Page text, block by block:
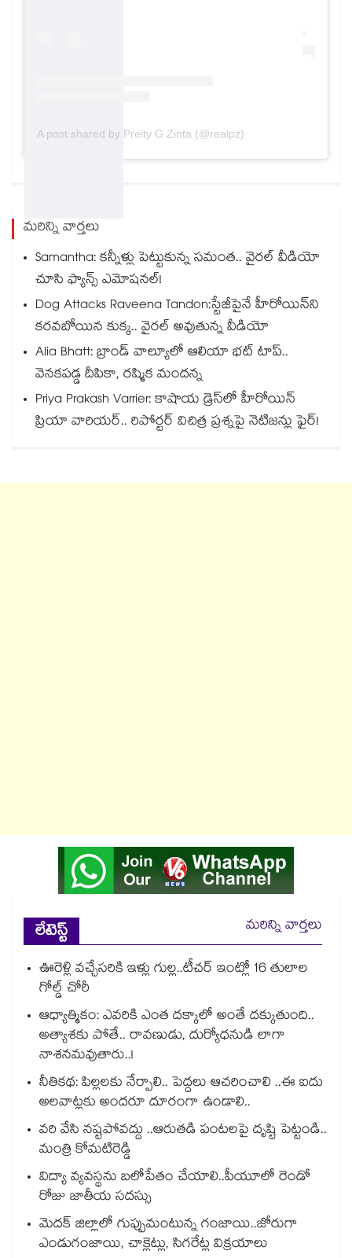
A post shared by Preity G Zinta (@realpz)
మరిన్ని వార్తలు
Samantha: కన్నీళ్లు పెట్టుకున్న సమంత.. వైరల్ వీడియో
చూసి ఫ్యాన్స్ ఎమోషనల్!
Dog Attacks Raveena Tandon:స్టేజీపైనే హీరోయిన్⁬ని
కరవబోయిన కుక్క.. వైరల్ అవుతున్న వీడియో
Alia Bhatt: బ్రాండ్ వాల్యూలో ఆలియా భట్ టాప్..
వెనకపడ్డ దీపికా, రష్మిక మందన్న
Priya Prakash Varrier: కాషాయ డ్రెస్⁭లో హీరోయిన్
ప్రియా వారియర్.. రిపోర్టర్ విచిత్ర ప్రశ్నపై నెటిజన్లు ఫైర్!
లేటెస్ట్
మరిన్ని వార్తలు
ఊరెళ్లి వచ్చేసరికి ఇళ్లు గుల్ల..టీచర్ ఇంట్లో 16 తులాల
గోల్డ్ చోరీ
ఆధ్యాత్మికం: ఎవరికి ఎంత దక్కాలో అంతే దక్కుతుంది..
అత్యాశకు పోతే.. రావణుడు, దుర్యోధనుడి లాగా
నాశనమవుతారు..!
నీతికథ: పిల్లలకు నేర్పాలి.. పెద్దలు ఆచరించాలి ..ఈ ఐదు
అలవాట్లకు అందరూ దూరంగా ఉండాలి..
వరి వేసి నష్టపోవద్దు ..ఆరుతడి పంటలపై దృష్టి పెట్టండి..
మంత్రి కోమటిరెడ్డి
విద్యా వ్యవస్థను బలోపేతం చేయాలి..పీయూలో రెండో
రోజు జాతీయ సదస్సు
మెదక్ జిల్లాలో గుప్పుమంటున్న గంజాయి..జోరుగా
ఎండుగంజాయి, చాక్లెట్లు, సిగరేట్ల విక్రయాలు